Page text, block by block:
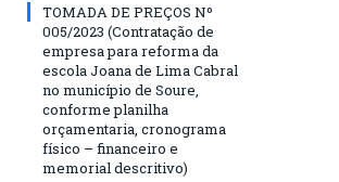
TOMADA DE PREÇOS Nº
005/2023 (Contratação de
empresa para reforma da
escola Joana de Lima Cabral
no município de Soure,
conforme planilha
orçamentaria, cronograma
físico – financeiro e
memorial descritivo)